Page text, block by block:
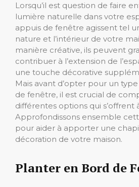
Lorsqu’il est question de faire
lumière naturelle dans votre
appuis de fenêtre agissent tel
nature et l’intérieur de votre
manière créative, ils peuvent
contribuer à l’extension de
une touche décorative
Mais avant d’opter pour un
de fenêtre, il est crucial de
différentes options qui s’offrent
Approfondissons ensemble
pour aider à apporter une
décoration de votre maison.
Planter en Bord de